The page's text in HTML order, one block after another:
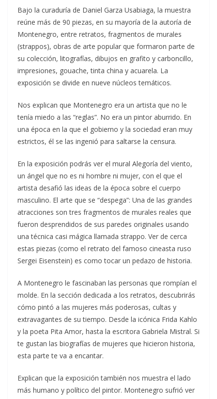
Bajo la curaduría de Daniel Garza Usabiaga, la muestra
reúne más de 90 piezas, en su mayoría de la autoría de
Montenegro, entre retratos, fragmentos de murales
(strappos), obras de arte popular que formaron parte de
su colección, litografías, dibujos en grafito y carboncillo,
impresiones, gouache, tinta china y acuarela. La
exposición se divide en nueve núcleos temáticos.
Nos explican que Montenegro era un artista que no le
tenía miedo a las “reglas”. No era un pintor aburrido. En
una época en la que el gobierno y la sociedad eran muy
estrictos, él se las ingenió para saltarse la censura.
En la exposición podrás ver el mural Alegoría del viento,
un ángel que no es ni hombre ni mujer, con el que el
artista desafió las ideas de la época sobre el cuerpo
masculino. El arte que se “despega”: Una de las grandes
atracciones son tres fragmentos de murales reales que
fueron desprendidos de sus paredes originales usando
una técnica casi mágica llamada strappo. Ver de cerca
estas piezas (como el retrato del famoso cineasta ruso
Sergei Eisenstein) es como tocar un pedazo de historia.
A Montenegro le fascinaban las personas que rompían el
molde. En la sección dedicada a los retratos, descubrirás
cómo pintó a las mujeres más poderosas, cultas y
extravagantes de su tiempo. Desde la icónica Frida Kahlo
y la poeta Pita Amor, hasta la escritora Gabriela Mistral. Si
te gustan las biografías de mujeres que hicieron historia,
esta parte te va a encantar.
Explican que la exposición también nos muestra el lado
más humano y político del pintor. Montenegro sufrió ver